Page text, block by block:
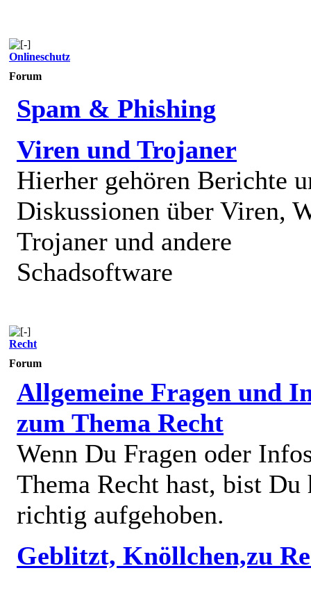
Onlineschutz
Forum
Spam & Phishing
Viren und Trojaner
Hierher gehören Berichte
Diskussionen über Viren,
Trojaner und andere
Schadsoftware
Recht
Forum
Allgemeine Fragen und
zum Thema Recht
Wenn Du Fragen oder
Thema Recht hast, bist Du
richtig aufgehoben.
Geblitzt, Knöllchen,zu